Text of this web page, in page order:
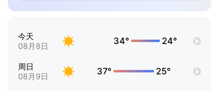
今天
08月8日
34° 24°
周日
08月9日
37° 25°